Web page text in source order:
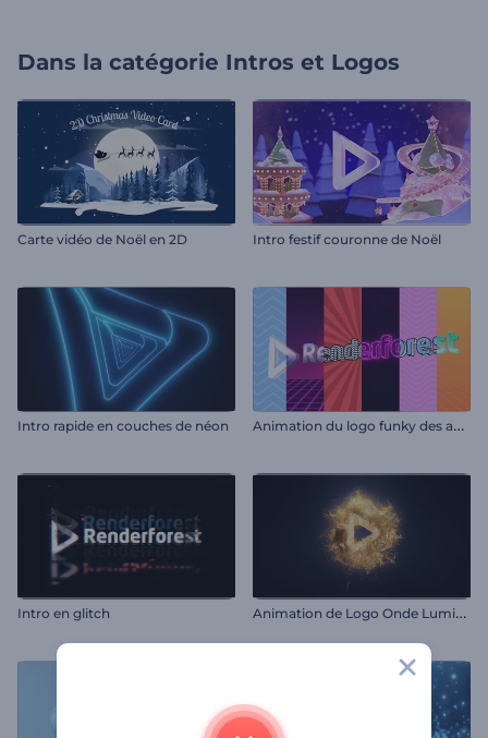
Dans la catégorie Intros et Logos
Carte vidéo de Noël en 2D Intro festif couronne de Noël
Intro rapide en couches de néon A
nimation du logo funky des années 80
Intro en glitch A
nimation de Logo Onde Lumineuse de Particules